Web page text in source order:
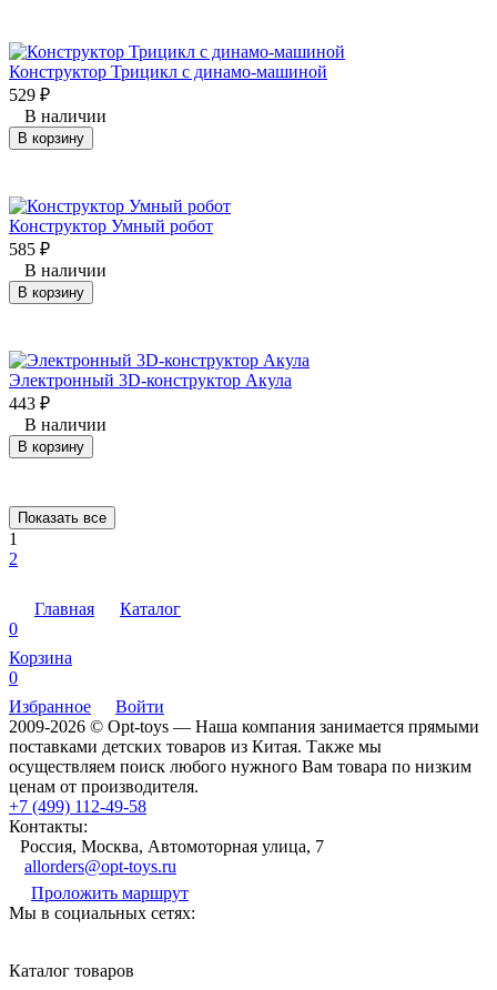
Конструктор Трицикл с динамо-машиной
529 ₽
В наличии
В корзину
Конструктор Умный робот
585 ₽
В наличии
В корзину
Электронный 3D-конструктор Акула
443 ₽
В наличии
В корзину
Показать все
1
2
Главная
Каталог
0
Корзина
0
Избранное
Войти
2009-2026 © Opt-toys — Наша компания занимается прямыми
поставками детских товаров из Китая. Также мы
осуществляем поиск любого нужного Вам товара по низким
ценам от производителя.
+7 (499) 112-49-58
Контакты:
Россия, Москва, Автомоторная улица, 7
allorders@opt-toys.ru
Проложить маршрут
Мы в социальных сетях:
Каталог товаров